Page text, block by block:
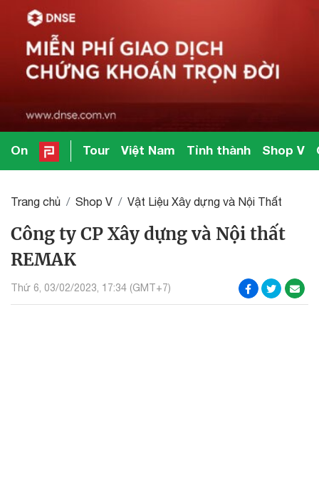
On Tour Việt Nam Tỉnh thành Shop V
Trang chủ Shop V Vật Liệu Xây dựng và Nội Thất
Công ty CP Xây dựng và Nội thất
REMAK
Thứ 6, 03/02/2023, 17:34 (GMT+7)